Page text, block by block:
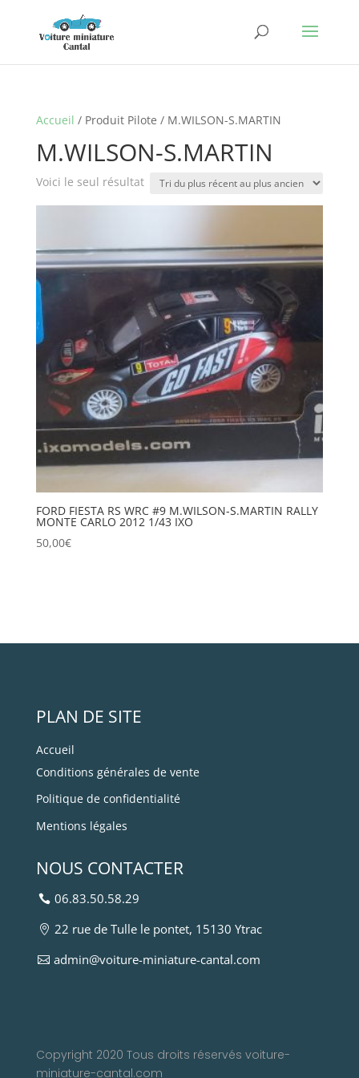
Accueil / Produit Pilote / M.WILSON-S.MARTIN
M.WILSON-S.MARTIN
Voici le seul résultat
FORD FIESTA RS WRC #9 M.WILSON-S.MARTIN RALLY
MONTE CARLO 2012 1/43 IXO
50,00€
PLAN DE SITE
Accueil
Conditions générales de vente
Politique de confidentialité
Mentions légales
NOUS CONTACTER
06.83.50.58.29
22 rue de Tulle le pontet, 15130 Ytrac
admin@voiture-miniature-cantal.com
Copyright 2020 Tous droits réservés voiture-
miniature-cantal.com